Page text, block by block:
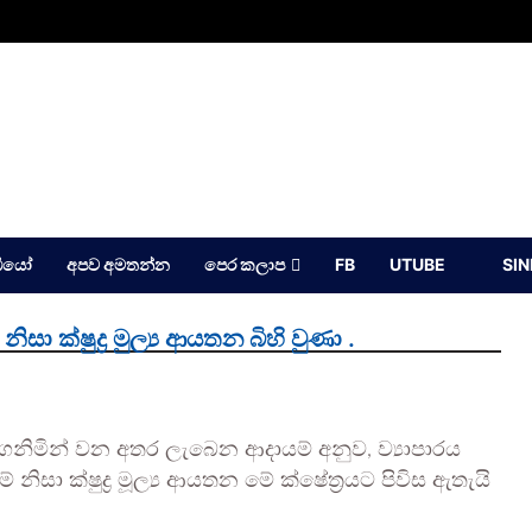
අපව අමතන්න පෙර කලාප FB UTUBE
ක්ෂුද්‍ර මුල්‍ය ආයතන බිහි වුණා .
වන අතර ලැබෙන ආදායම් අනුව, ව්‍යාපාරය
ක්ෂුද්‍ර මූල්‍ය ආයතන මේ ක්ෂේත්‍රයට පිවිස ඇතැයි